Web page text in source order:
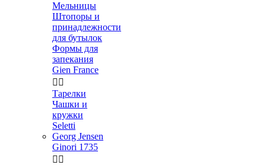
Мельницы
Штопоры и
принадлежности
для бутылок
Формы для
запекания
Gien France
 
Тарелки
Чашки и
кружки
Seletti
Georg Jensen
Ginori 1735
 